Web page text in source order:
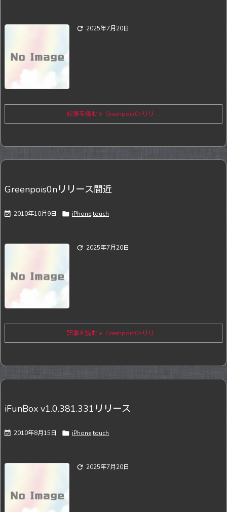
 2025年7月20日
記事を読む Greenpois0nリリ ...
Greenpois0nリリース間近
 2010年10月9日  iPhone,touch
 2025年7月20日
記事を読む Greenpois0nリリ ...
iFunBox v1.0.381.331リリース
 2010年8月15日  iPhone,touch
 2025年7月20日